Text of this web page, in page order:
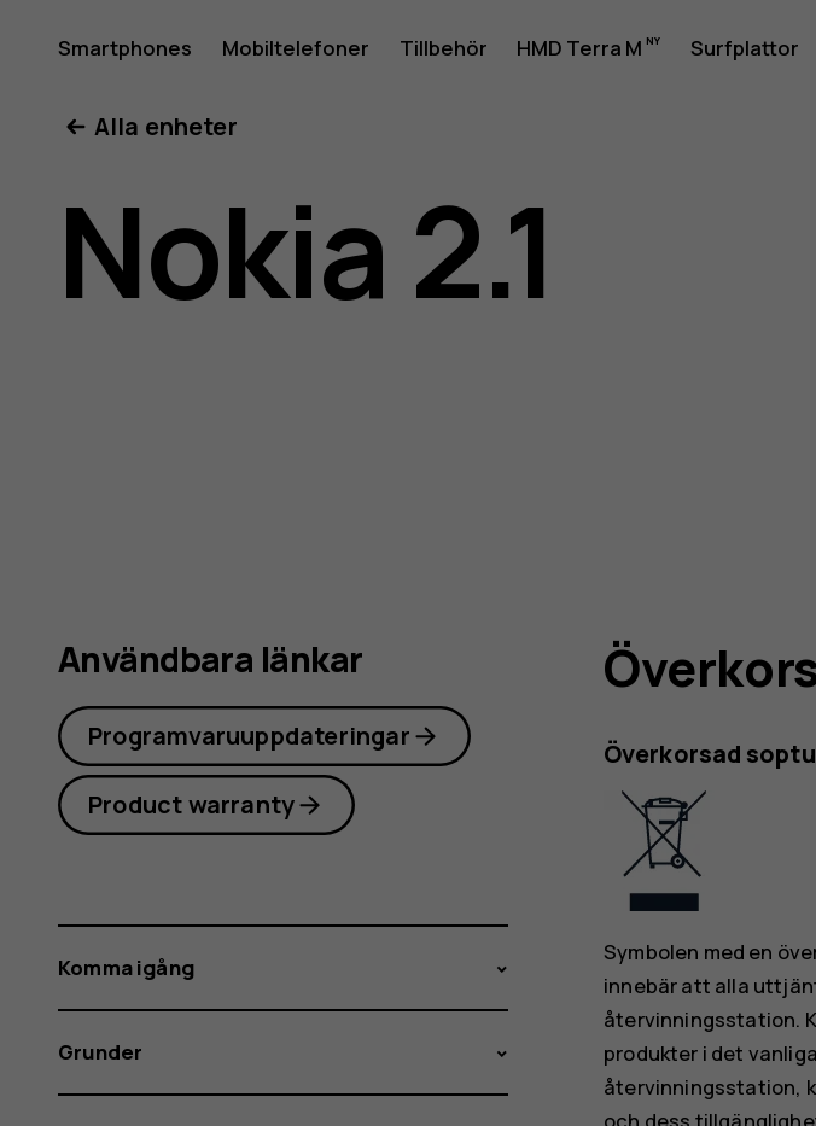
för
Nokia
Smartphones Mobiltelefoner Tillbehör HMD Terra M Surfplattor
Alla enheter
Nokia 2.1
Överkorsad
Symbolen med en
innebär att alla
återvinningsstation.
produkter i det
återvinningsstation,
och dess
Användbara länkar
Programvaruuppdateringar
Product warranty
Komma igång
Grunder